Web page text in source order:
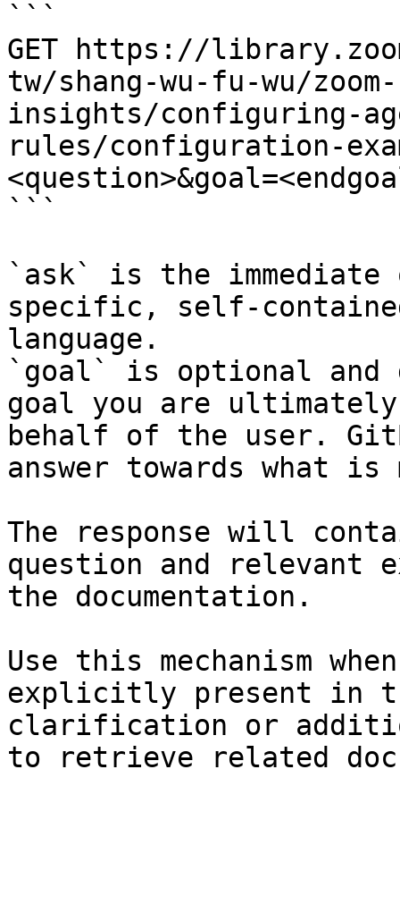
```
GET https://
tw/shang-wu-fu-wu/
insights/configuring-
rules/configuration-
```
`ask` is the
specific, self-
language.
`goal` is optional and
goal you are
behalf of the user.
answer towards what
The response will
question and relevant
the documentation.
Use this mechanism
explicitly present in
clarification or